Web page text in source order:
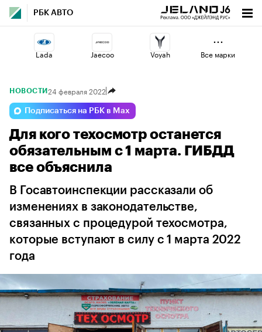
РБК АВТО
Lada Jaecoo Voyah
Esteo Geely
Haval Volga Omoda
Все марки
НОВОСТИ 24 февраля 2022
Подписаться на РБК в Max
Для кого техосмотр останется
обязательным с 1 марта. ГИБДД
все объяснила
В Госавтоинспекции рассказали об
изменениях в законодательстве,
связанных с процедурой техосмотра,
которые вступают в силу с 1 марта 2022
года